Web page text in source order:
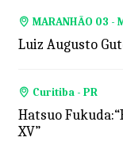
MARANHÃO 03 -
Luiz Augusto
Curitiba - PR
Hatsuo
XV”